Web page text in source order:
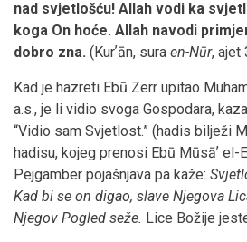
nad svjetlošću! Allah vodi ka
koga On hoće. Allah navodi
dobro zna. (Kurʼān, sura en-Nūr, ajet
Kad je hazreti Ebū Zerr upitao
a.s., je li vidio svoga Gospodara,
“Vidio sam Svjetlost.” (hadis bilježi
hadisu, kojeg prenosi Ebū Mūsāʼ el-
Pejgamber pojašnjava pa kaže:
Kad bi se on digao, slave Njegova
Njegov Pogled seže. Lice Božije